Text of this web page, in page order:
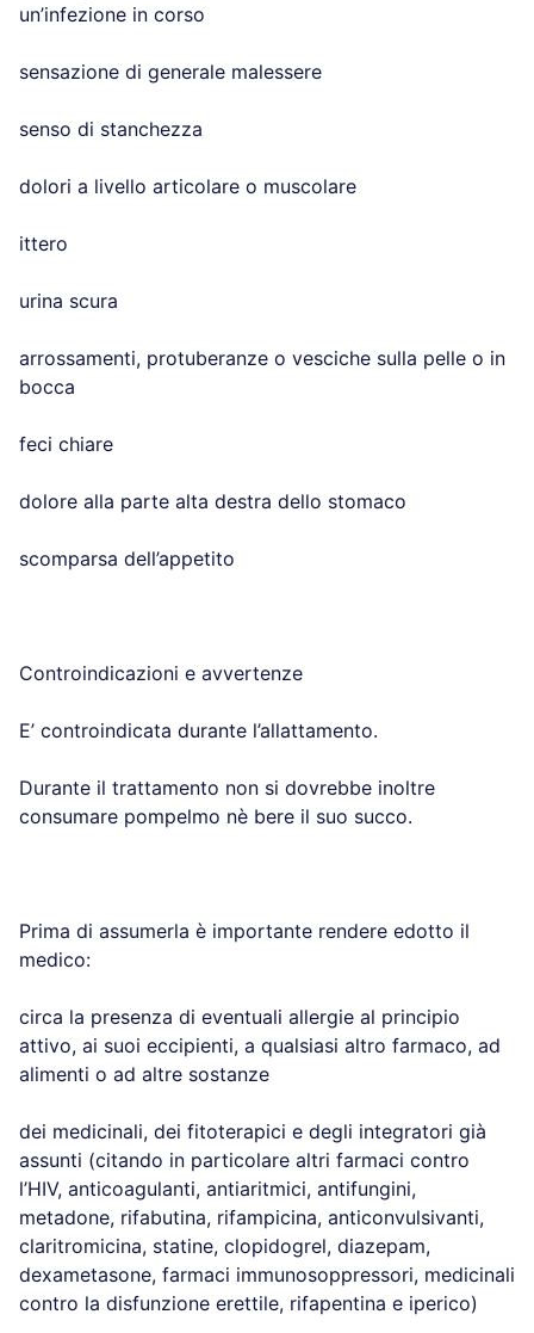
un’infezione in corso
sensazione di generale malessere
senso di stanchezza
dolori a livello articolare o muscolare
ittero
urina scura
arrossamenti, protuberanze o vesciche sulla pelle o in
bocca
feci chiare
dolore alla parte alta destra dello stomaco
scomparsa dell’appetito
Controindicazioni e avvertenze
E’ controindicata durante l’allattamento.
Durante il trattamento non si dovrebbe inoltre
consumare pompelmo nè bere il suo succo.
Prima di assumerla è importante rendere edotto il
medico:
circa la presenza di eventuali allergie al principio
attivo, ai suoi eccipienti, a qualsiasi altro farmaco, ad
alimenti o ad altre sostanze
dei medicinali, dei fitoterapici e degli integratori già
assunti (citando in particolare altri farmaci contro
l’HIV, anticoagulanti, antiaritmici, antifungini,
metadone, rifabutina, rifampicina, anticonvulsivanti,
claritromicina, statine, clopidogrel, diazepam,
dexametasone, farmaci immunosoppressori, medicinali
contro la disfunzione erettile, rifapentina e iperico)